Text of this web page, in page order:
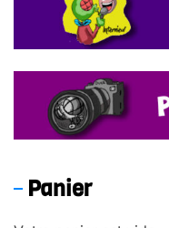
Panier